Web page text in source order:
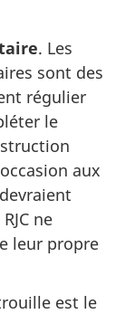
. Les
sont des
régulier
le
aux
ne
leur propre
est le